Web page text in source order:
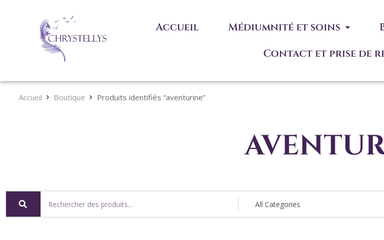
Accueil Médiumnité et soins
Contact et prise de
Accueil Boutique Produits identifiés “aventurine”